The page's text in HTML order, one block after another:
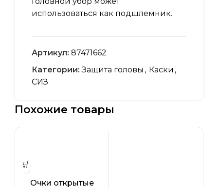
использоваться как подшлемник.
Артикул: 87471662
Категории: Защита головы , Каски ,
СИЗ
Похожие товары
Очки открытые